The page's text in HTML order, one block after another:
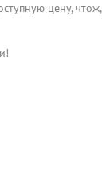
цену,